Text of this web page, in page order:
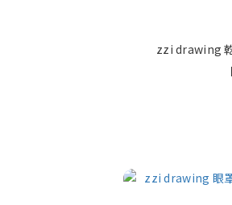
zzi drawing